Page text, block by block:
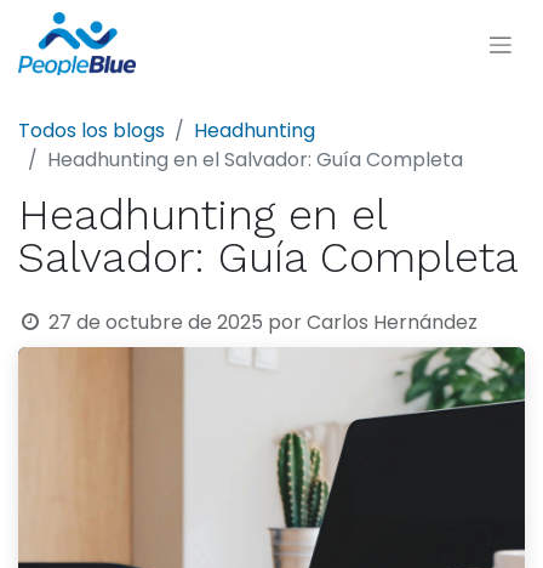
Todos los blogs
Headhunting
Headhunting en el Salvador: Guía Completa
Headhunting en el
Salvador: Guía Completa
27 de octubre de 2025 porCarlos Hernández